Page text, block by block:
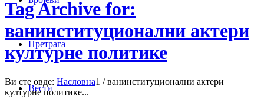
Претрага
Вести
Tag Archive for:
ванинституционални актери
културне политике
Ви сте овде: Насловна1 / ванинституционални актери
културне политике...